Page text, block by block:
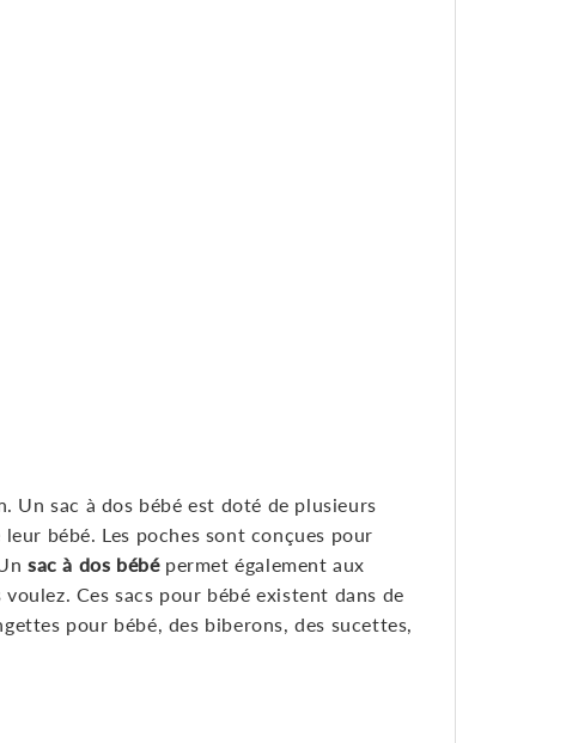
Un sac à dos bébé est doté de plusieurs
bébé. Les poches sont conçues pour
sac à dos bébépermet également aux
Ces sacs pour bébé existent dans de
pour bébé, des biberons, des sucettes,